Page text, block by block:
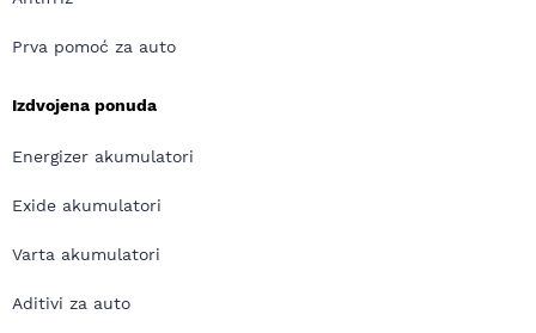
Prva pomoć za auto
Izdvojena ponuda
Energizer akumulatori
Exide akumulatori
Varta akumulatori
Aditivi za auto